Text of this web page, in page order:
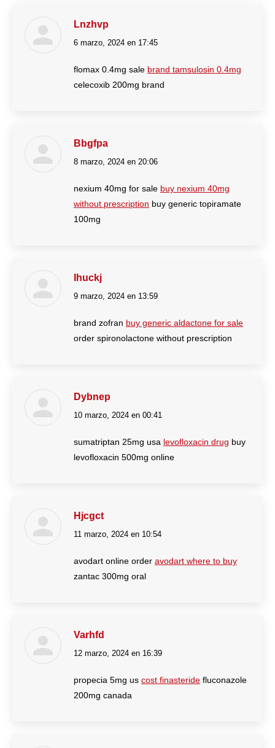
Lnzhvp
dice:
6 marzo, 2024 en 17:45
flomax 0.4mg sale brand tamsulosin 0.4mg
celecoxib 200mg brand
Bbgfpa
dice:
8 marzo, 2024 en 20:06
nexium 40mg for sale buy nexium 40mg
without prescription buy generic topiramate
100mg
Ihuckj
dice:
9 marzo, 2024 en 13:59
brand zofran buy generic aldactone for sale
order spironolactone without prescription
Dybnep
dice:
10 marzo, 2024 en 00:41
sumatriptan 25mg usa levofloxacin drug buy
levofloxacin 500mg online
Hjcgct
dice:
11 marzo, 2024 en 10:54
avodart online order avodart where to buy
zantac 300mg oral
Varhfd
dice:
12 marzo, 2024 en 16:39
propecia 5mg us cost finasteride fluconazole
200mg canada